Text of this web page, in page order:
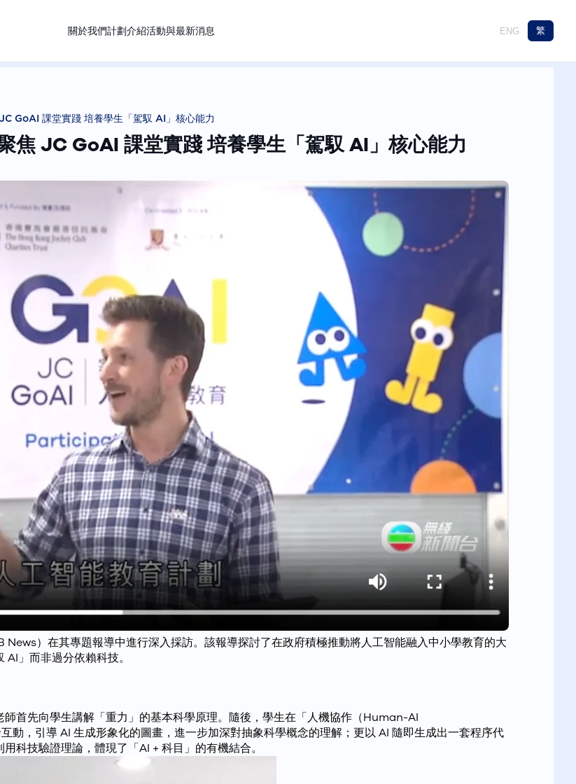
關於我們計劃介紹活動與最新消息 ENG 繁
GoAI 課堂實踐 培養學生「駕馭 AI」核心能力⁠
焦 JC GoAI 課堂實踐 培養學生「駕馭 AI」核心能力⁠
）在其專題報導中進行深入採訪。該報導探討了在政府積極推動將人工智能融入中小學教育的大
」而非過分依賴科技。
首先向學生講解「重力」的基本科學原理。隨後，學生在「人機協作（Human-AI
，引導 AI 生成形象化的圖畫，進一步加深對抽象科學概念的理解；更以 AI 隨即生成出一套程序代
科技驗證理論，體現了「AI + 科目」的有機結合。